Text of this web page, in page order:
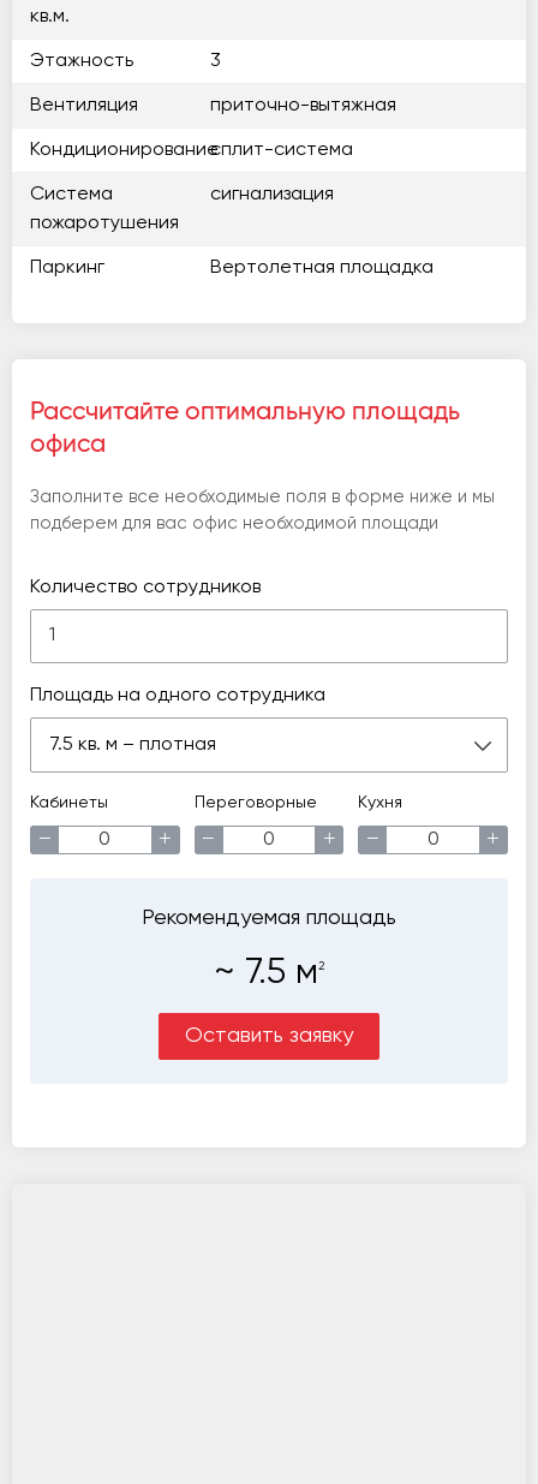
кв.м.
Этажность 3
Вентиляция приточно-вытяжная
Кондиционированиесплит-система
Система
пожаротушения
сигнализация
Паркинг Вертолетная площадка
Рассчитайте оптимальную площадь
офиса
Заполните все необходимые поля в форме ниже и мы
подберем для вас офис необходимой площади
Количество сотрудников
Площадь на одного сотрудника
7.5 кв. м – плотная
Кабинеты
− +
Переговорные
− +
Кухня
− +
Рекомендуемая площадь
~ 7.5 м 2
Оставить заявку